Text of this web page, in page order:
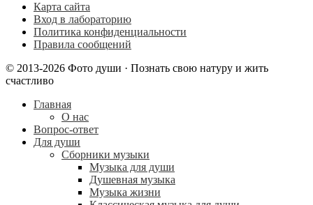
Карта сайта
Вход в лабораторию
Политика конфиденциальности
Правила сообщений
© 2013-2026 Фото души · Познать свою натуру и жить
счастливо
Главная
О нас
Вопрос-ответ
Для души
Сборники музыки
Музыка для души
Душевная музыка
Музыка жизни